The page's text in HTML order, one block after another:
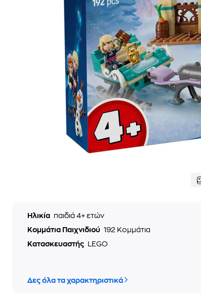
Ηλικία παιδιά 4+ ετών
Κομμάτια Παιχνιδιού 192 Κομμάτια
Κατασκευαστής
LEGO
Δες όλα τα χαρακτηριστικά